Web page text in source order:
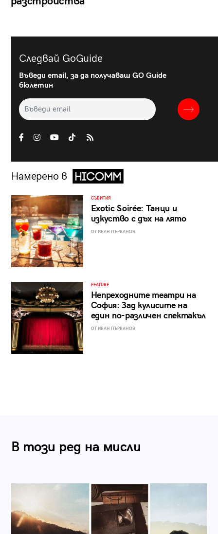
Следвай GoGuide
Въведи email, за да получаваш GO Guide
бюлетин
Намерено в
СЪБИТИЯ
Exotic Soirée: Танци и
изкуство с дъх на лято
ОТ ИВАН ПЪРВАНОВ
FEATURE
Непреходните театри на
София: Зад кулисите на
един по-различен спектакъл
ОТ ИВАН ПЪРВАНОВ
В този ред на мисли